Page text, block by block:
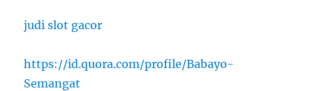
judi slot gacor
https://id.quora.com/profile/Babayo-
Semangat